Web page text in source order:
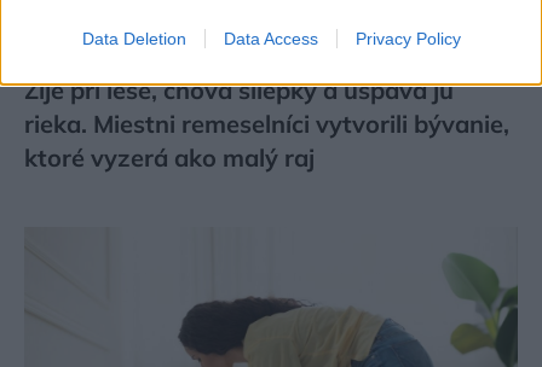
Data Deletion Data Access Privacy Policy
Žije pri lese, chová sliepky a uspáva ju
rieka. Miestni remeselníci vytvorili bývanie,
ktoré vyzerá ako malý raj